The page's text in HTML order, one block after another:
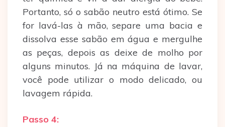
Portanto, só o sabão neutro está ótimo. Se
for lavá-las à mão, separe uma bacia e
dissolva esse sabão em água e mergulhe
as peças, depois as deixe de molho por
alguns minutos. Já na máquina de lavar,
você pode utilizar o modo delicado, ou
lavagem rápida.
Passo 4: